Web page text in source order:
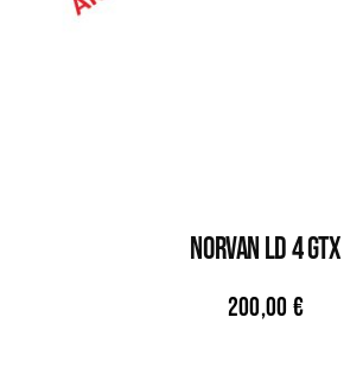
NORVAN LD 4 GTX
200,00 €